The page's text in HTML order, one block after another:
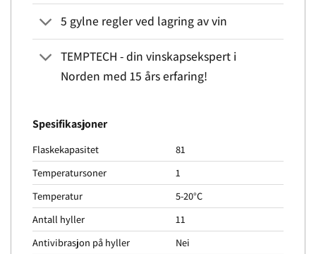
5 gylne regler ved lagring av vin
TEMPTECH - din vinskapsekspert i
Norden med 15 års erfaring!
Spesifikasjoner
Flaskekapasitet
81
Temperatursoner
1
Temperatur
5-20°C
Antall hyller
11
Antivibrasjon på hyller
Nei